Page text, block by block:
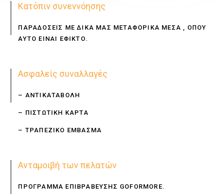
Κατόπιν συνεννόησης
ΠΑΡΑΔΟΣΕΙΣ ΜΕ ΔΙΚΑ ΜΑΣ ΜΕΤΑΦΟΡΙΚΑ ΜΕΣΑ , ΟΠΟΥ
ΑΥΤΟ ΕΙΝΑΙ ΕΦΙΚΤΟ.
Ασφαλείς συναλλαγές
– ΑΝΤΙΚΑΤΑΒΟΛΗ
– ΠΙΣΤΩΤΙΚΗ ΚΑΡΤΑ
– ΤΡΑΠΕΖΙΚΟ ΕΜΒΑΣΜΑ
Ανταμοιβή των πελατών
ΠΡΟΓΡΑΜΜΑ ΕΠΙΒΡΑΒΕΥΣΗΣ GOFORMORE.